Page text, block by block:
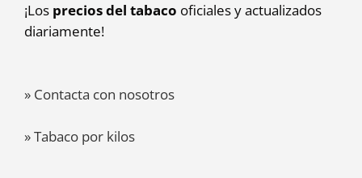
¡Los precios del tabaco oficiales y actualizados
diariamente!
» Contacta con nosotros
» Tabaco por kilos